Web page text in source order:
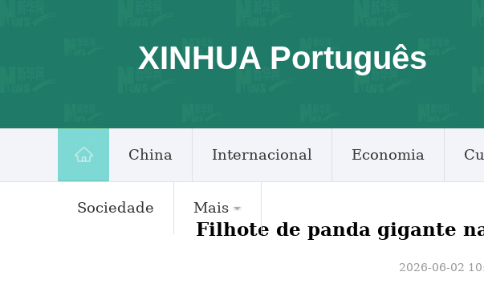
XINHUA Português
China Internacional Economia
Sociedade Mais
Filhote de panda gigante
2026-06-02